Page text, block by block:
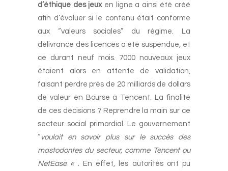
d’éthique des jeuxen ligne a ainsi été créé
afin d’évaluer si le contenu était conforme
aux “valeurs sociales” du régime. La
délivrance des licences a été suspendue, et
ce durant neuf mois. 7000 nouveaux jeux
étaient alors en attente de validation,
faisant perdre près de 20 milliards de dollars
de valeur en Bourse à Tencent. La finalité
de ces décisions ? Reprendre la main sur ce
secteur social primordial. Le gouvernement
“ voulait en savoir plus sur le succès des
mastodontes du secteur, comme Tencent ou
NetEase «
. En effet, les autorités ont pu